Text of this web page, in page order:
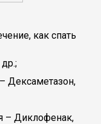
как спать
Дексаметазон,
– Диклофенак,